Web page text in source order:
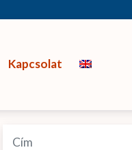
Kapcsolat
Cím